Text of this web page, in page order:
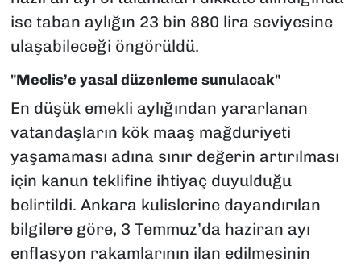
ise taban aylığın 23 bin 880 lira seviyesine
ulaşabileceği öngörüldü.
"Meclis’e yasal düzenleme sunulacak"
En düşük emekli aylığından yararlanan
vatandaşların kök maaş mağduriyeti
yaşamaması adına sınır değerin artırılması
için kanun teklifine ihtiyaç duyulduğu
belirtildi. Ankara kulislerine dayandırılan
bilgilere göre, 3 Temmuz’da haziran ayı
enflasyon rakamlarının ilan edilmesinin